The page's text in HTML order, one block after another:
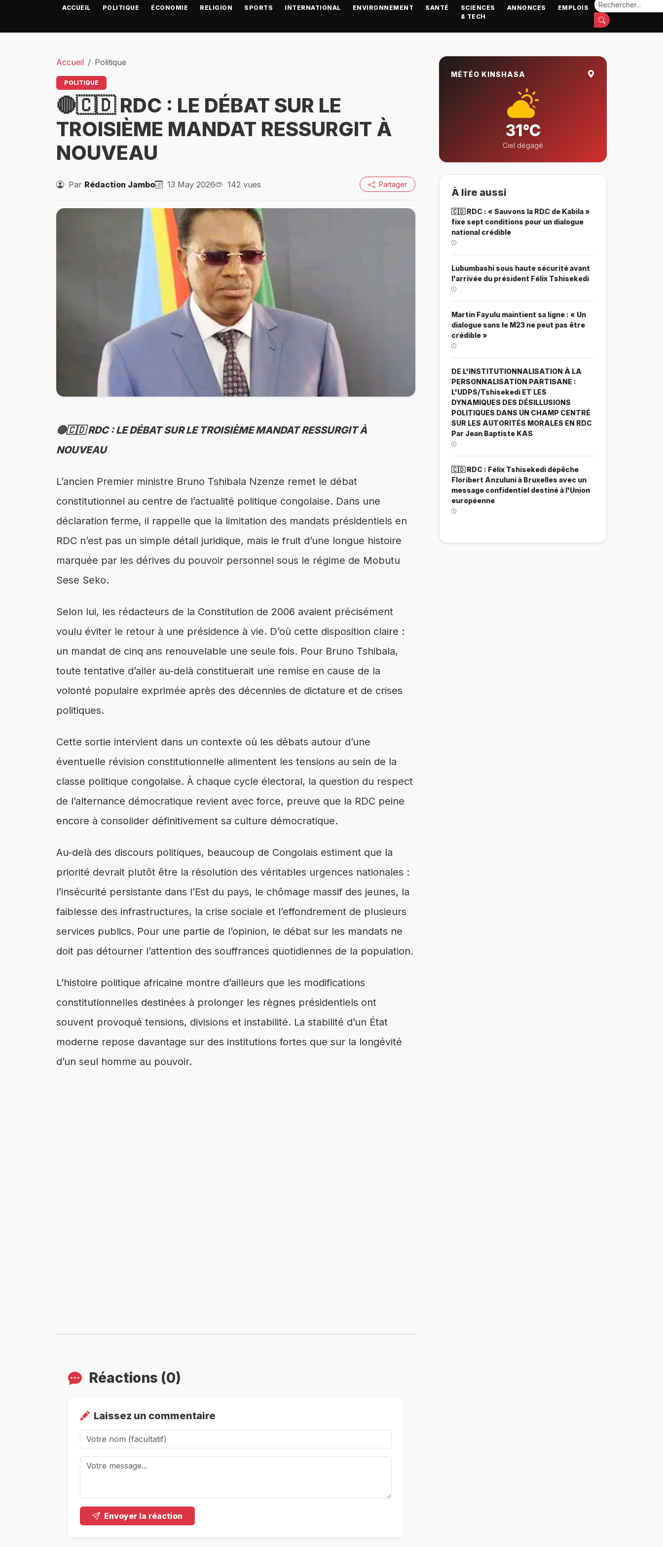
ACCUEIL POLITIQUE ÉCONOMIE RELIGION SPORTS INTERNATIONAL ENVIRONNEMENT SANTÉ
SCIENCES
& TECH
ANNONCES EMPLOIS
Accueil Politique
POLITIQUE
🔴🇨🇩 RDC : LE DÉBAT SUR LE
TROISIÈME MANDAT RESSURGIT À
NOUVEAU
Par Rédaction Jambo 13 May 2026 142 vues Partager
🔴🇨🇩 RDC : LE DÉBAT SUR LE TROISIÈME MANDAT RESSURGIT À
NOUVEAU
L’ancien Premier ministre Bruno Tshibala Nzenze remet le débat
constitutionnel au centre de l’actualité politique congolaise. Dans une
déclaration ferme, il rappelle que la limitation des mandats présidentiels en
RDC n’est pas un simple détail juridique, mais le fruit d’une longue histoire
marquée par les dérives du pouvoir personnel sous le régime de Mobutu
Sese Seko.
Selon lui, les rédacteurs de la Constitution de 2006 avaient précisément
voulu éviter le retour à une présidence à vie. D’où cette disposition claire :
un mandat de cinq ans renouvelable une seule fois. Pour Bruno Tshibala,
toute tentative d’aller au-delà constituerait une remise en cause de la
volonté populaire exprimée après des décennies de dictature et de crises
politiques.
Cette sortie intervient dans un contexte où les débats autour d’une
éventuelle révision constitutionnelle alimentent les tensions au sein de la
classe politique congolaise. À chaque cycle électoral, la question du respect
de l’alternance démocratique revient avec force, preuve que la RDC peine
encore à consolider définitivement sa culture démocratique.
Au-delà des discours politiques, beaucoup de Congolais estiment que la
priorité devrait plutôt être la résolution des véritables urgences nationales :
l’insécurité persistante dans l’Est du pays, le chômage massif des jeunes, la
faiblesse des infrastructures, la crise sociale et l’effondrement de plusieurs
services publics. Pour une partie de l’opinion, le débat sur les mandats ne
doit pas détourner l’attention des souffrances quotidiennes de la population.
L’histoire politique africaine montre d’ailleurs que les modifications
constitutionnelles destinées à prolonger les règnes présidentiels ont
souvent provoqué tensions, divisions et instabilité. La stabilité d’un État
moderne repose davantage sur des institutions fortes que sur la longévité
d’un seul homme au pouvoir.
Réactions (0)
Laissez un commentaire
Envoyer la réaction
MÉTÉO KINSHASA
31°C
Ciel dégagé
À lire aussi
🇨🇩 RDC : « Sauvons la RDC de Kabila »
fixe sept conditions pour un dialogue
national crédible
Lubumbashi sous haute sécurité avant
l'arrivée du président Félix Tshisekedi
Martin Fayulu maintient sa ligne : « Un
dialogue sans le M23 ne peut pas être
crédible »
DE L'INSTITUTIONNALISATION À LA
PERSONNALISATION PARTISANE :
L'UDPS/Tshisekedi ET LES
DYNAMIQUES DES DÉSILLUSIONS
POLITIQUES DANS UN CHAMP CENTRÉ
SUR LES AUTORITÉS MORALES EN RDC
Par Jean Baptiste KAS
🇨🇩 RDC : Félix Tshisekedi dépêche
Floribert Anzuluni à Bruxelles avec un
message confidentiel destiné à l'Union
européenne